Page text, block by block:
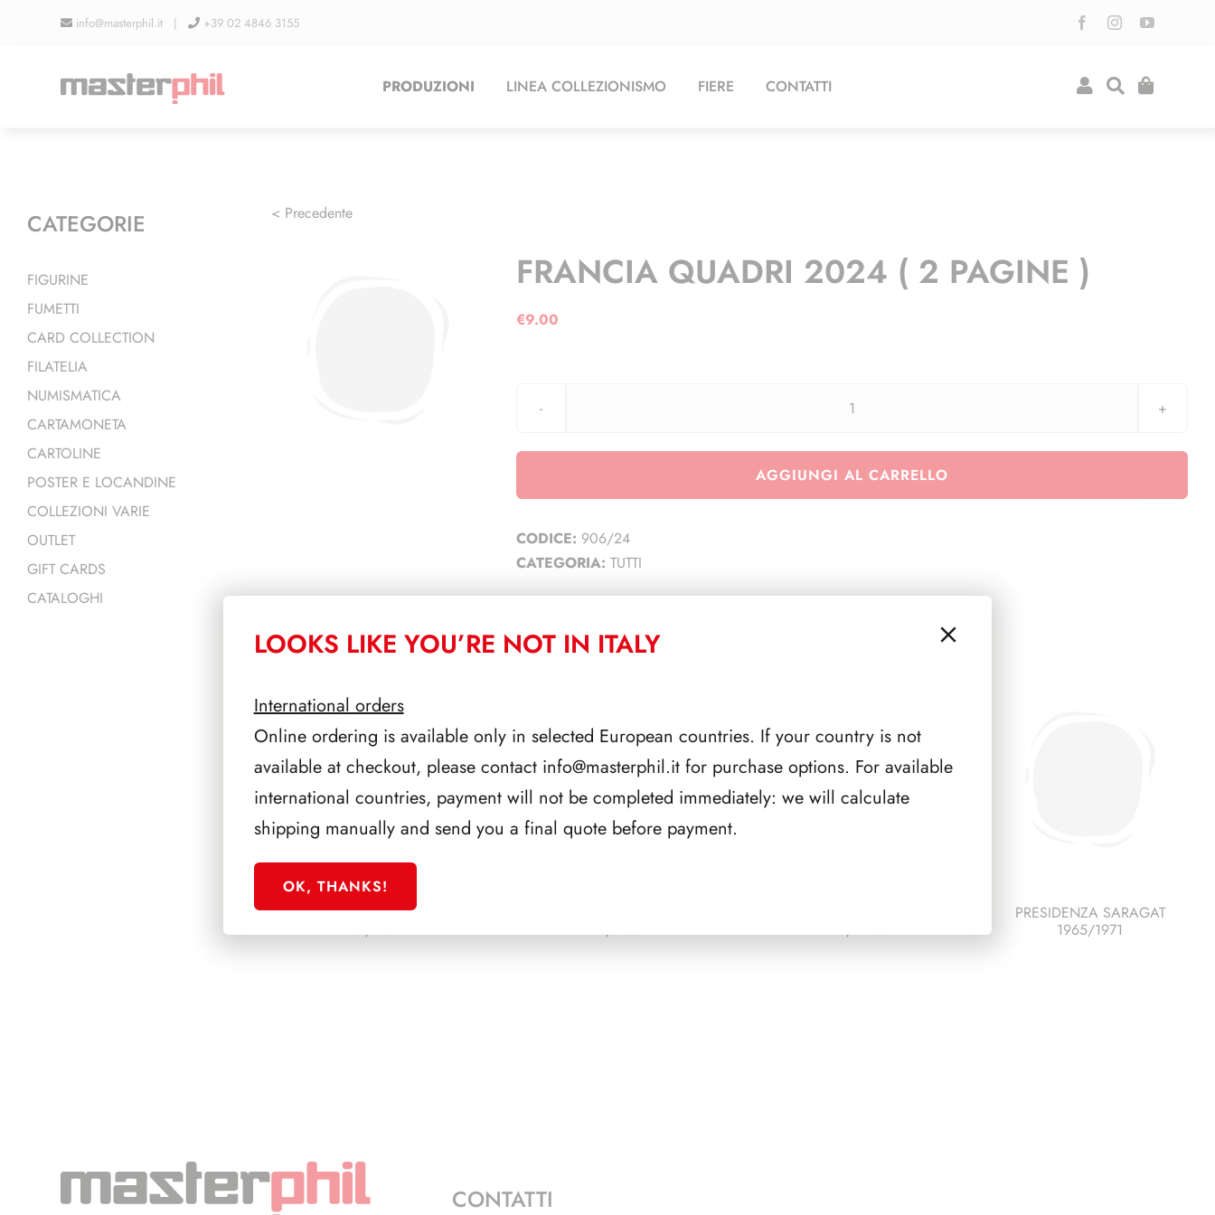
info@masterphil.it | +39 02 4846 3155
PRODUZIONI LINEA COLLEZIONISMO FIERE CONTATTI
< Precedente
FRANCIA QUADRI 2024 ( 2 PAGINE )
€9.00
FRANCIA
2024
AGGIUNGI AL CARRELLO
CODICE: 906/24
CATEGORIA: TUTTI
PRODOTTI CORRELATI
PRESIDENZA SEGNI
1962/1964
1948/1955
1945/1948
PRESIDENZA SARAGAT
1965/1971
CATEGORIE
FIGURINE
FUMETTI
CARD COLLECTION
FILATELIA
NUMISMATICA
CARTAMONETA
CARTOLINE
POSTER E LOCANDINE
COLLEZIONI VARIE
OUTLET
GIFT CARDS
CATALOGHI
CONTATTI
LOOKS LIKE YOU’RE NOT IN ITALY
International orders
Online ordering is available only in selected European countries. If your country is not
available at checkout, please contact info@masterphil.itfor purchase options. For available
international countries, payment will not be completed immediately: we will calculate
shipping manually and send you a final quote before payment.
OK, THANKS!